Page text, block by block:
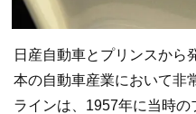
日産自動車とプリンスから
本の自動車産業において非
ラインは、1957年に当時の